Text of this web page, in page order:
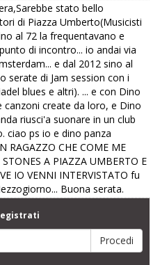
stato bello
di Piazza Umberto(Musicisti
al 72 la frequentavano e
di incontro... io andai via
e dal 2012 sino al
serate di Jam session con i
blues e altri). ... e con Dino
canzoni create da loro, e Dino
riusci'a suonare in un club
ciao ps io e dino panza
RAGAZZO CHE COME ME
A PIAZZA UMBERTO E
IO VENNI INTERVISTATO fu
Buona serata.